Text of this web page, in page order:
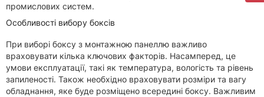
промислових систем.
Особливості вибору боксів
При виборі боксу з монтажною панеллю важливо
враховувати кілька ключових факторів. Насамперед, це
умови експлуатації, такі як температура, вологість та рівень
запиленості. Також необхідно враховувати розміри та вагу
обладнання, яке буде розміщено всередині боксу. Важливим